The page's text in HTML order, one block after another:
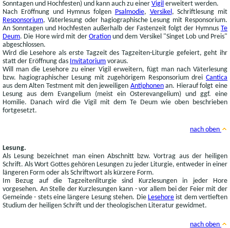
Sonntagen und Hochfesten) und kann auch zu einer Vigil erweitert werden.
Nach Eröffnung und Hymnus folgen
Psalmodie, Versikel , Schriftlesung mit
Responsorium, Väterlesung oder hagiographische Lesung mit Responsorium.
An Sonntagen und Hochfesten außerhalb der Fastenzeit folgt der Hymnus Te
Deum. Die Hore wird mit der Orationund dem Versikel "Singet Lob und Preis"
abgeschlossen.
Wird die Lesehore als erste Tagzeit des Tagzeiten-Liturgie gefeiert, geht ihr
statt der Eröffnung das
Invitatorium voraus.
Will man die Lesehore zu einer Vigil erweitern, fügt man nach Väterlesung
bzw. hagiographischer Lesung mit zugehörigem Responsorium drei Cantica
aus dem Alten Testment mit den jeweiligen Antiphonenan. Hierauf folgt eine
Lesung aus dem Evangelium (meist ein Osterevangelium) und ggf. eine
Homilie. Danach wird die Vigil mit dem Te Deum wie oben beschrieben
fortgesetzt.
nach oben
Lesung.
Als Lesung bezeichnet man einen Abschnitt bzw. Vortrag aus der heiligen
Schrift. Als Wort Gottes gehören Lesungen zu jeder Liturgie, entweder in einer
längeren Form oder als Schriftwort als kürzere Form.
Im Bezug auf die Tagzeitenliturgie sind Kurzlesungen in jeder Hore
vorgesehen. An Stelle der Kurzlesungen kann - vor allem bei der Feier mit der
Gemeinde - stets eine längere Lesung stehen. Die Lesehoreist dem vertieften
Studium der heiligen Schrift und der theologischen Literatur gewidmet.
nach oben